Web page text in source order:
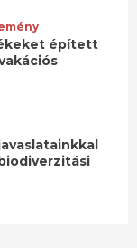
épített